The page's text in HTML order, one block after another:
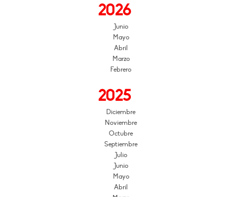
2026
Junio
Mayo
Abril
Marzo
Febrero
2025
Diciembre
Noviembre
Octubre
Septiembre
Julio
Junio
Mayo
Abril